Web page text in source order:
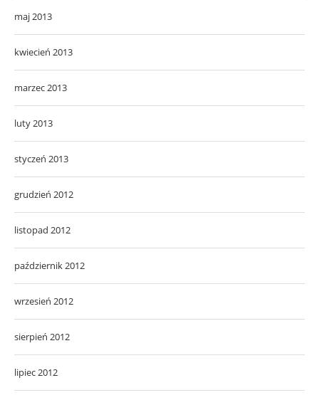
maj 2013
kwiecień 2013
marzec 2013
luty 2013
styczeń 2013
grudzień 2012
listopad 2012
październik 2012
wrzesień 2012
sierpień 2012
lipiec 2012